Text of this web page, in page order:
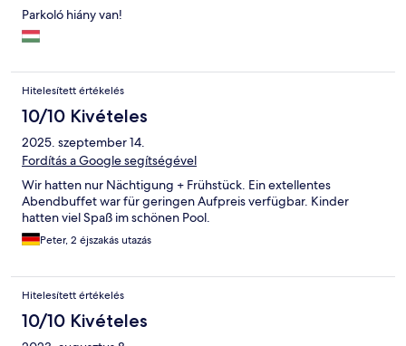
Parkoló hiány van!
Hitelesített értékelés
10/10 Kivételes
2025. szeptember 14.
Fordítás a Google segítségével
Wir hatten nur Nächtigung + Frühstück. Ein extellentes
Abendbuffet war für geringen Aufpreis verfügbar. Kinder
hatten viel Spaß im schönen Pool.
Peter, 2 éjszakás utazás
Hitelesített értékelés
10/10 Kivételes